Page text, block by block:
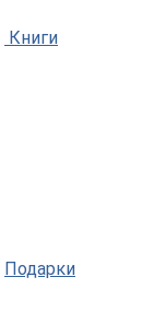
Книги
Подарки